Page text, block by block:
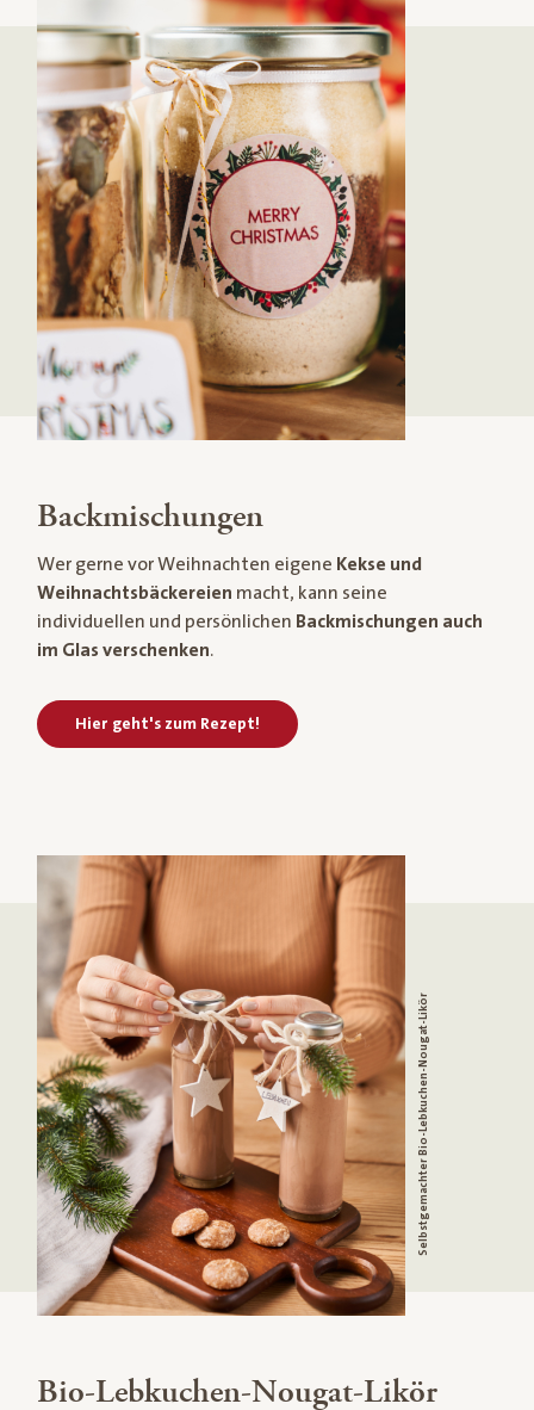
Backmischungen
Wer gerne vor Weihnachten eigene Kekse und
Weihnachtsbäckereien macht, kann seine
individuellen und persönlichen Backmischungen auch
im Glas verschenken.
Hier geht's zum Rezept!
Selbstgemachter Bio-Lebkuchen-Nougat-Likör
Bio-Lebkuchen-Nougat-Likör